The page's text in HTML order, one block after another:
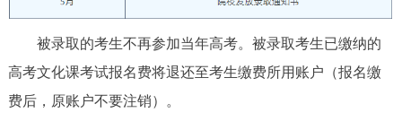
被录取的考生不再参加当年高考。被录取考生已缴纳的
高考文化课考试报名费将退还至考生缴费所用账户（报名缴
费后，原账户不要注销）。